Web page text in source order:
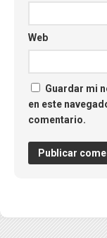
Web
Guardar mi
en este
comentario.